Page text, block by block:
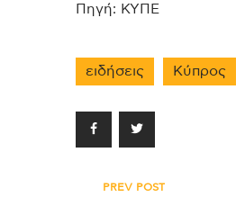
Πηγή: ΚΥΠΕ
ειδήσεις Κύπρος
PREV POST